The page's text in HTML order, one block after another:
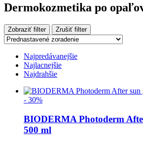
Dermokozmetika po
Zobraziť filter Zrušiť filter
Najpredávanejšie
Najlacnejšie
Najdrahšie
- 30%
BIODERMA Photoderm
500 ml